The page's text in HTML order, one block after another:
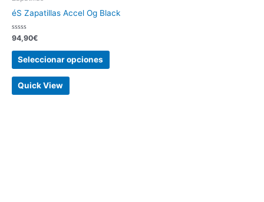
éS Zapatillas Accel Og Black
Valorado
con
0
de
94,90€
Seleccionar opciones
Quick View